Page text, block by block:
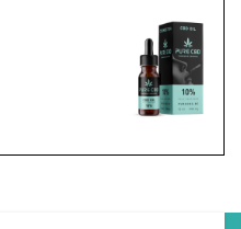
€55,00